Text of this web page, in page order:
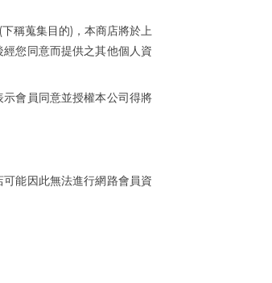
(下稱蒐集目的) ，本商店將於上
您同意而提供之其他個人資
會員同意並授權本公司得將
能因此無法進行網路會員資